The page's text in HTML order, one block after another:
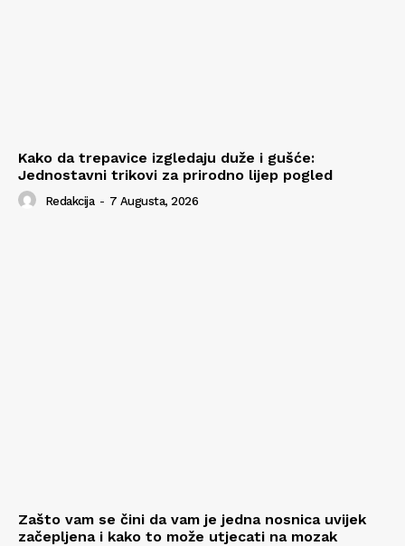
Kako da trepavice izgledaju duže i gušće:
Jednostavni trikovi za prirodno lijep pogled
Redakcija - 7 Augusta, 2026
Zašto vam se čini da vam je jedna nosnica uvijek
začepljena i kako to može utjecati na mozak